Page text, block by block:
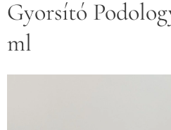
Gyorsító
ml